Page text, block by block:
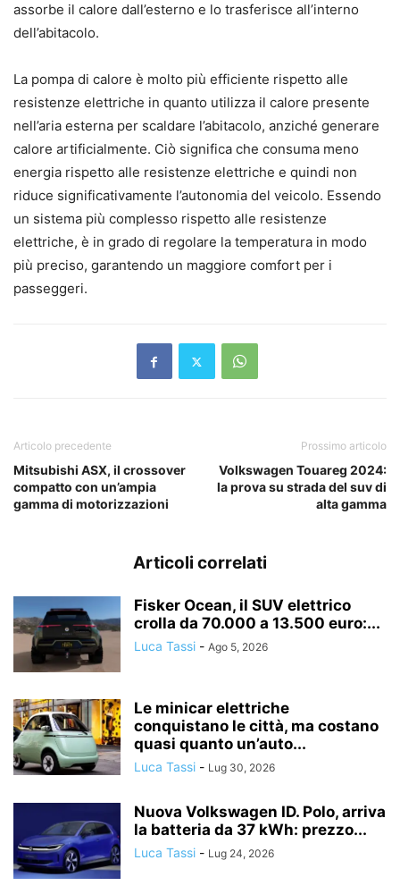
assorbe il calore dall’esterno e lo trasferisce all’interno
dell’abitacolo.
La pompa di calore è molto più efficiente rispetto alle
resistenze elettriche in quanto utilizza il calore presente
nell’aria esterna per scaldare l’abitacolo, anziché generare
calore artificialmente. Ciò significa che consuma meno
energia rispetto alle resistenze elettriche e quindi non
riduce significativamente l’autonomia del veicolo. Essendo
un sistema più complesso rispetto alle resistenze
elettriche, è in grado di regolare la temperatura in modo
più preciso, garantendo un maggiore comfort per i
passeggeri.
Articolo precedente
Mitsubishi ASX, il crossover
compatto con un’ampia
gamma di motorizzazioni
Prossimo articolo
Volkswagen Touareg 2024:
la prova su strada del suv di
alta gamma
Articoli correlati
Fisker Ocean, il SUV elettrico
crolla da 70.000 a 13.500 euro:...
Luca Tassi - Ago 5, 2026
Le minicar elettriche
conquistano le città, ma costano
quasi quanto un’auto...
Luca Tassi - Lug 30, 2026
Nuova Volkswagen ID. Polo, arriva
la batteria da 37 kWh: prezzo...
Luca Tassi - Lug 24, 2026